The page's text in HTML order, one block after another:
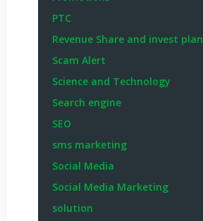
PTC
Revenue Share and invest plan
Scam Alert
Science and Technology
Search engine
SEO
sms marketing
Social Media
Social Media Marketing
solution